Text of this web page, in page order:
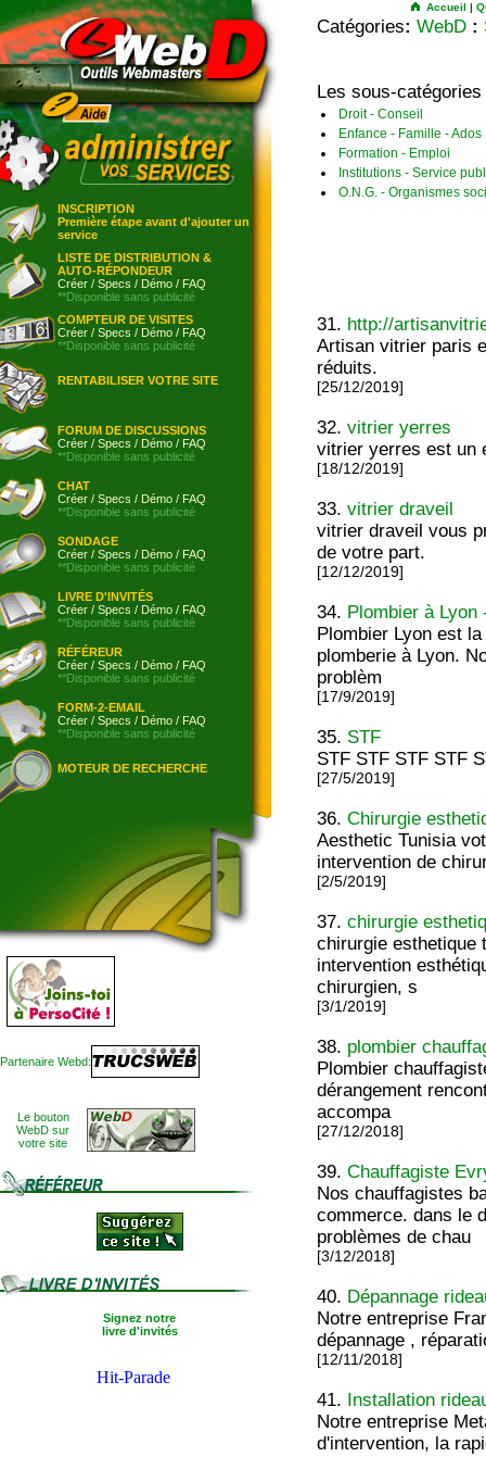
INSCRIPTION
Première étape avant d'ajouter un
service
LISTE DE DISTRIBUTION &
AUTO-RÉPONDEUR
Créer / Specs / Démo / FAQ
**Disponible sans publicité
COMPTEUR DE VISITES
Créer / Specs / Démo / FAQ
**Disponible sans publicité
RENTABILISER VOTRE SITE
FORUM DE DISCUSSIONS
Créer / Specs / Démo / FAQ
**Disponible sans publicité
CHAT
Créer / Specs / Démo / FAQ
**Disponible sans publicité
SONDAGE
Créer / Specs / Démo / FAQ
**Disponible sans publicité
LIVRE D'INVITÉS
Créer / Specs / Démo / FAQ
**Disponible sans publicité
RÉFÉREUR
Créer / Specs / Démo / FAQ
**Disponible sans publicité
FORM-2-EMAIL
Créer / Specs / Démo / FAQ
**Disponible sans publicité
MOTEUR DE RECHERCHE
Partenaire Webd:
Le bouton
WebD sur
votre site
Signez notre
livre d'invités
Accueil |
Catégories: WebD :
Les sous-catégories
Droit - Conseil
Enfance - Famille - Ados
Formation - Emploi
Institutions - Service
O.N.G. - Organismes
31. http://
Artisan vitrier paris
réduits.
[25/12/2019]
32.vitrier yerres
vitrier yerres est un
[18/12/2019]
33.vitrier draveil
vitrier draveil vous
de votre part.
[12/12/2019]
34. Plombier à Lyon
Plombier Lyon est
plomberie à Lyon.
problèm
[17/9/2019]
35. STF
STF STF STF STF
[27/5/2019]
36.Chirurgie
Aesthetic Tunisia
intervention de
[2/5/2019]
37.chirurgie
chirurgie esthetique
intervention
chirurgien, s
[3/1/2019]
38. plombier
Plombier
dérangement
accompa
[27/12/2018]
39.Chauffagiste
Nos chauffagistes
commerce. dans le
problèmes de chau
[3/12/2018]
40. Dépannage
Notre entreprise
dépannage ,
[12/11/2018]
41. Installation
Notre entreprise
d'intervention, la